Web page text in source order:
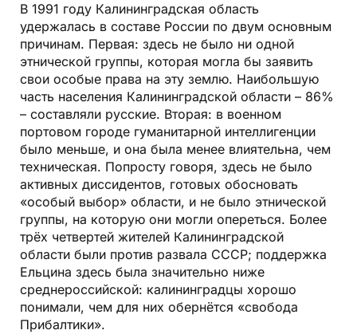
В 1991 году Калининградская область
удержалась в составе России по двум основным
причинам. Первая: здесь не было ни одной
этнической группы, которая могла бы заявить
свои особые права на эту землю. Наибольшую
часть населения Калининградской области – 86%
– составляли русские. Вторая: в военном
портовом городе гуманитарной интеллигенции
было меньше, и она была менее влиятельна, чем
техническая. Попросту говоря, здесь не было
активных диссидентов, готовых обосновать
«особый выбор» области, и не было этнической
группы, на которую они могли опереться. Более
трёх четвертей жителей Калининградской
области были против развала СССР; поддержка
Ельцина здесь была значительно ниже
среднероссийской: калининградцы хорошо
понимали, чем для них обернётся «свобода
Прибалтики».